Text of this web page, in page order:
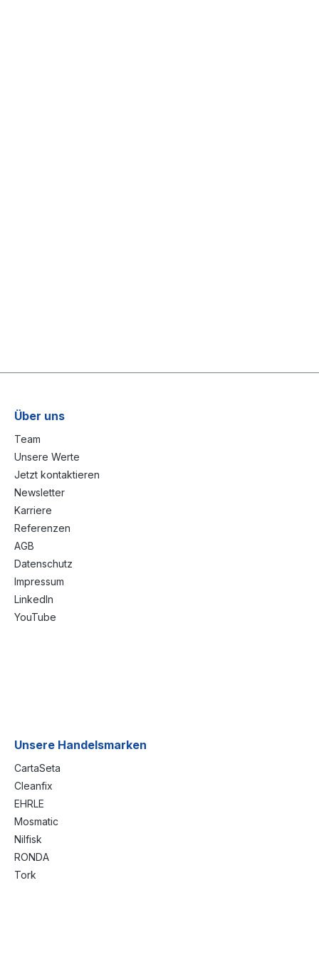
Über uns
Team
Unsere Werte
Jetzt kontaktieren
Newsletter
Karriere
Referenzen
AGB
Datenschutz
Impressum
LinkedIn
YouTube
Unsere Handelsmarken
CartaSeta
Cleanfix
EHRLE
Mosmatic
Nilfisk
RONDA
Tork